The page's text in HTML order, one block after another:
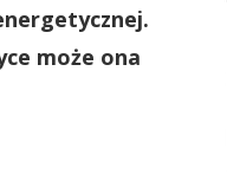
może ona